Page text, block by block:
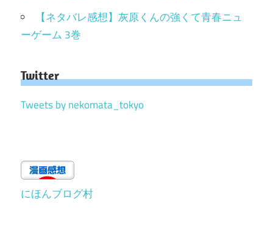
【ネタバレ感想】灰原くんの強くて青春ニュ
ーゲーム 3巻
Twitter
Tweets by nekomata_tokyo
にほんブログ村